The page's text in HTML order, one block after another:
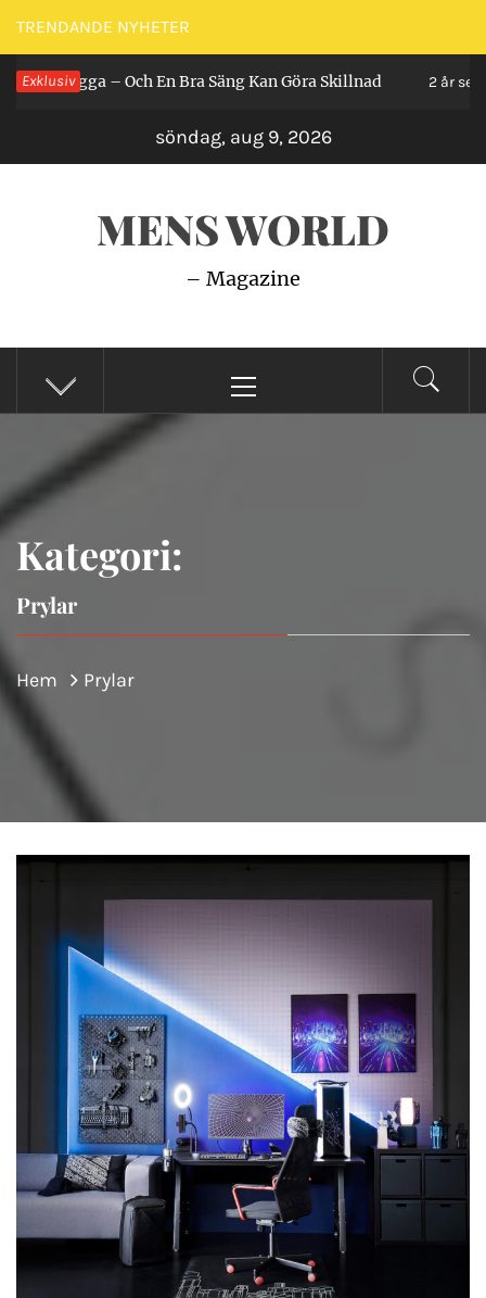
Hoppa
till
innehåll
TRENDANDE NYHETER
Exklusiv
Ligga – Och En Bra Säng Kan Göra Skillnad 2 år sedan
söndag, aug 9, 2026
MENS WORLD
– Magazine
meny
Kategori:
Prylar
Hem Prylar